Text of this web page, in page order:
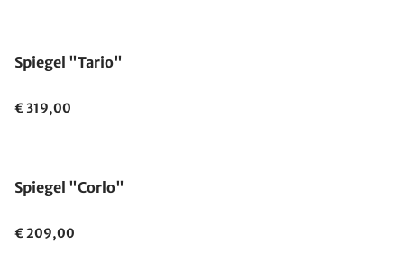
Spiegel "Tario"
€ 319,00
Spiegel "Corlo"
€ 209,00